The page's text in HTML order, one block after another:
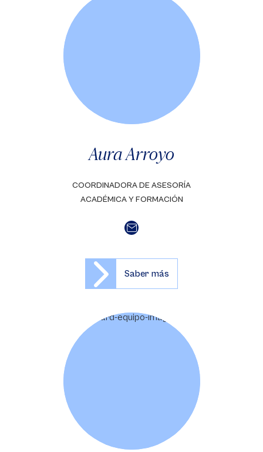
Aura Arroyo
COORDINADORA DE ASESORÍA
ACADÉMICA Y FORMACIÓN
Saber más